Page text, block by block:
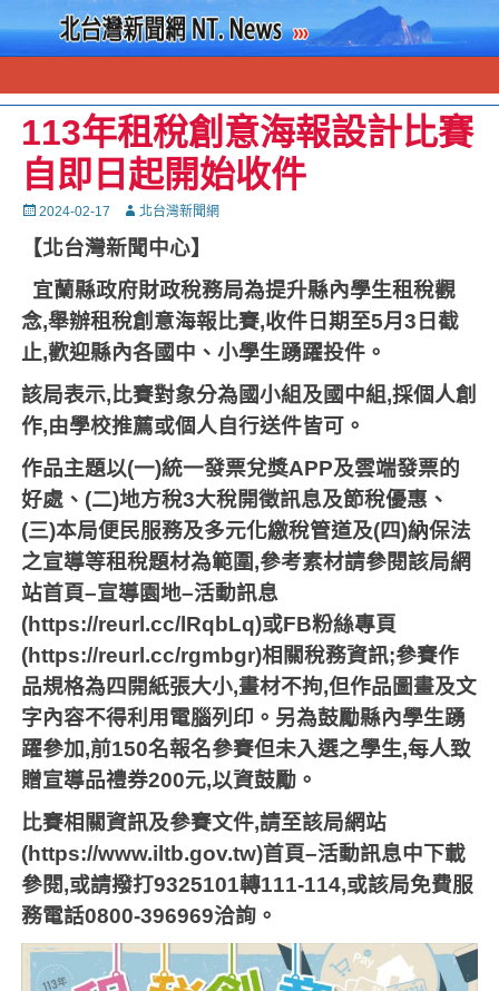
113年租稅創意海報設計比賽
自即日起開始收件
Posted
2024-02-17 Autor北台灣新聞網
【北台灣新聞中心】
宜蘭縣政府財政稅務局為提升縣內學生租稅觀
念,舉辦租稅創意海報比賽,收件日期至5月3 日截
止,歡迎縣內各國中、小學生踴躍投件。
該局表示, 比賽對象分為國小組及國中組,採個人創
作,由學校推薦或個人自行送件皆可。
作品主題以(一)統一發票兌獎APP及雲端發票的
好處、 (二)地方稅3大稅開徵訊息及節稅優惠、
(三)本局便民服務及多元化繳稅管道及(四)納保法
之宣導等租稅題材為範圍,參考素材請參閱該局網
站首頁–宣導園地–活動訊息
(https://reurl.cc/lRqbLq)或FB粉絲專頁
(https://reurl.cc/rgmbgr)相關稅務資訊;參賽作
品規格為四開紙張大小,畫材不拘,但作品圖畫及文
字內容不得利用電腦列印。另為鼓勵縣內學生踴
躍參加,前150名報名參賽但未入選之學生,每人致
贈宣導品禮券200元,以資鼓勵。
比賽相關資訊及參賽文件,請至該局網站
(https://www.iltb.gov.tw)首頁–活動訊息中下載
參閱,或請撥打9325101轉111-114,或該局免費服
務電話0800-396969洽詢。